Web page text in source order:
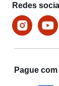
Redes
Pague com